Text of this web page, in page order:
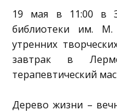
19 мая в 11:00 в
библиотеки им.
утренних
завтрак в
терапевтический
Дерево жизни –